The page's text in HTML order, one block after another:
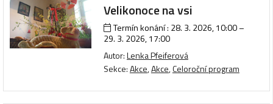
Velikonoce na vsi
Termín konání : 28. 3. 2026, 10:00–
29. 3. 2026, 17:00
Autor:Lenka Pfeiferová
Sekce:Akce,Akce,Celoroční program